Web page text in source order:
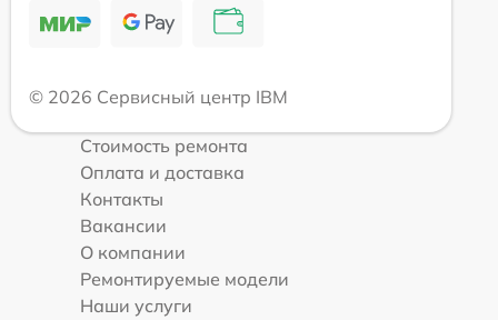
© 2026 Сервисный центр IBM
Стоимость ремонта
Оплата и доставка
Контакты
Вакансии
О компании
Ремонтируемые модели
Наши услуги